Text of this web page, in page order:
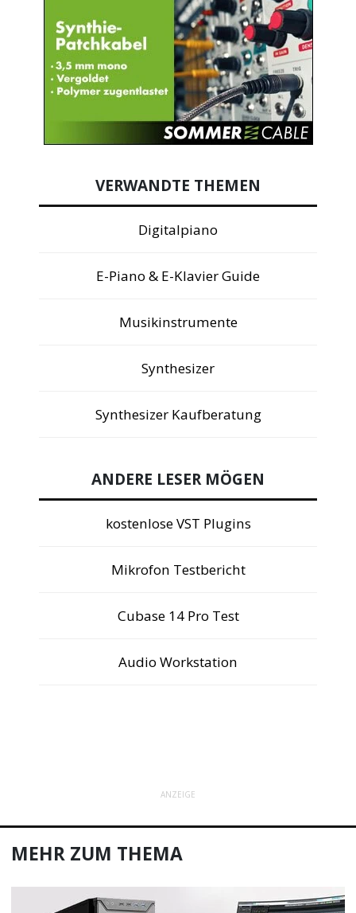
VERWANDTE THEMEN
Digitalpiano
E-Piano & E-Klavier Guide
Musikinstrumente
Synthesizer
Synthesizer Kaufberatung
ANDERE LESER MÖGEN
kostenlose VST Plugins
Mikrofon Testbericht
Cubase 14 Pro Test
Audio Workstation
ANZEIGE
MEHR ZUM THEMA